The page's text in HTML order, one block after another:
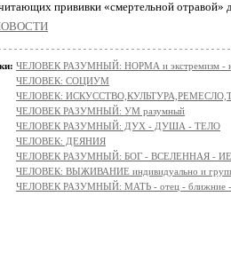
прививки «смертельной отравой»
ЧЕЛОВЕК РАЗУМНЫЙ: НОРМА и экстремизм -
ЧЕЛОВЕК: СОЦИУМ
ЧЕЛОВЕК:
ЧЕЛОВЕК РАЗУМНЫЙ: УМ разумный
ЧЕЛОВЕК РАЗУМНЫЙ: ДУХ - ДУША - ТЕЛО
ЧЕЛОВЕК: ДЕЯНИЯ
ЧЕЛОВЕК РАЗУМНЫЙ: БОГ - ВСЕЛЕННАЯ -
ЧЕЛОВЕК: ВЫЖИВАНИЕ индивидуально и
ЧЕЛОВЕК РАЗУМНЫЙ: МАТЬ - отец - ближние